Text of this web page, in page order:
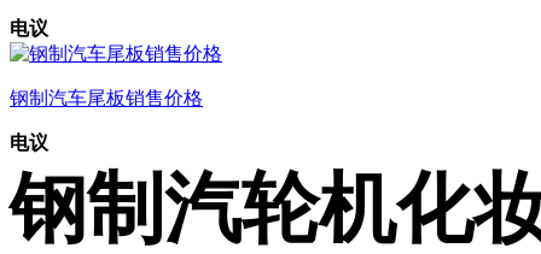
电议
钢制汽车尾板销售价格
电议
钢制汽轮机化